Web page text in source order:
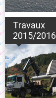
Travaux
2015/2016